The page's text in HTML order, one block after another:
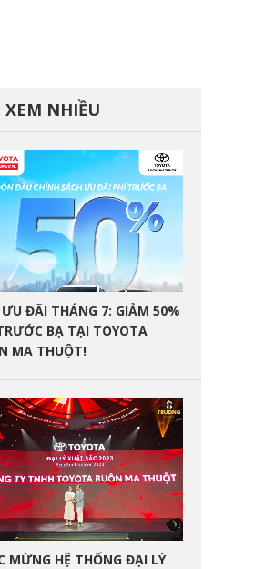
NHIỀU
ƯU ĐÃI THÁNG 7: GIẢM 50%
BẠ TẠI TOYOTA
MA THUỘT!
MỪNG HỆ THỐNG ĐẠI LÝ